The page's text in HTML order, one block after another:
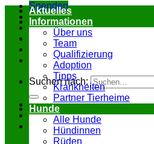
Spenden
Suchen nach:
Aktuelles
Informationen
Über uns
Team
Qualifizierung
Adoption
Tipps
Krankheiten
Partner Tierheime
Hunde
Alle Hunde
Hündinnen
Rüden